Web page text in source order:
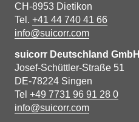
CH-8953 Dietikon
Tel. +41 44 740 41 66
info@suicorr.com
suicorr Deutschland GmbH
Josef-Schüttler-Straße 51
DE-78224 Singen
Tel +49 7731 96 91 28 0
info@suicorr.com